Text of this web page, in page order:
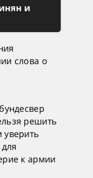
и
слова о
решить
к армии